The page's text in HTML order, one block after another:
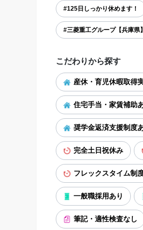
#125日しっかり休めます！
#三菱重工グループ【兵庫県】
こだわりから探す
産休・育児休暇取得
住宅手当・家賃補助
奨学金返済支援制度
完全土日祝休み
フレックスタイム制
一般職採用あり
筆記・適性検査なし